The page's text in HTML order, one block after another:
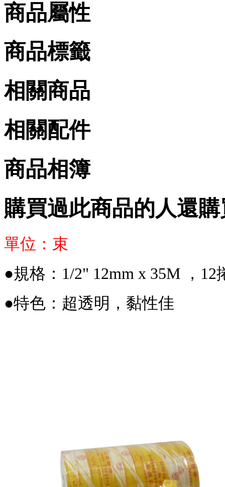
商品屬性
商品標籤
相關商品
相關配件
商品相簿
購買過此商品的人還
單位：束
●規格：1/2" 12mm x 35M ，12
●特色：超透明，黏性佳